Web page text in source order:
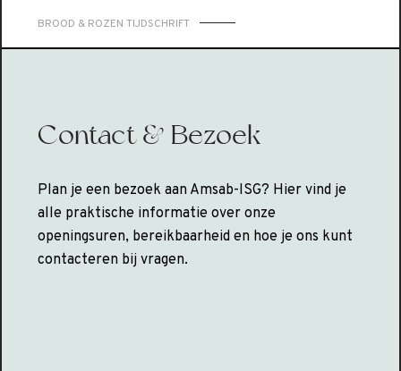
BROOD & ROZEN TIJDSCHRIFT
Contact & Bezoek
Plan je een bezoek aan Amsab-ISG? Hier vind je
alle praktische informatie over onze
openingsuren, bereikbaarheid en hoe je ons kunt
contacteren bij vragen.